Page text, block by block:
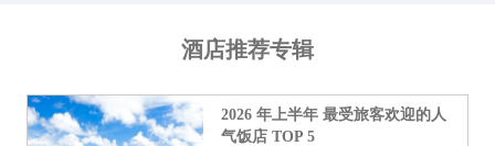
酒店推荐专辑
2026 年上半年 最受旅客欢迎的人
气饭店 TOP 5